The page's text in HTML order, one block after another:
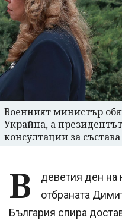
Военният министър
Украйна, а
консултации за
В
деветия ден
отбраната
България спира